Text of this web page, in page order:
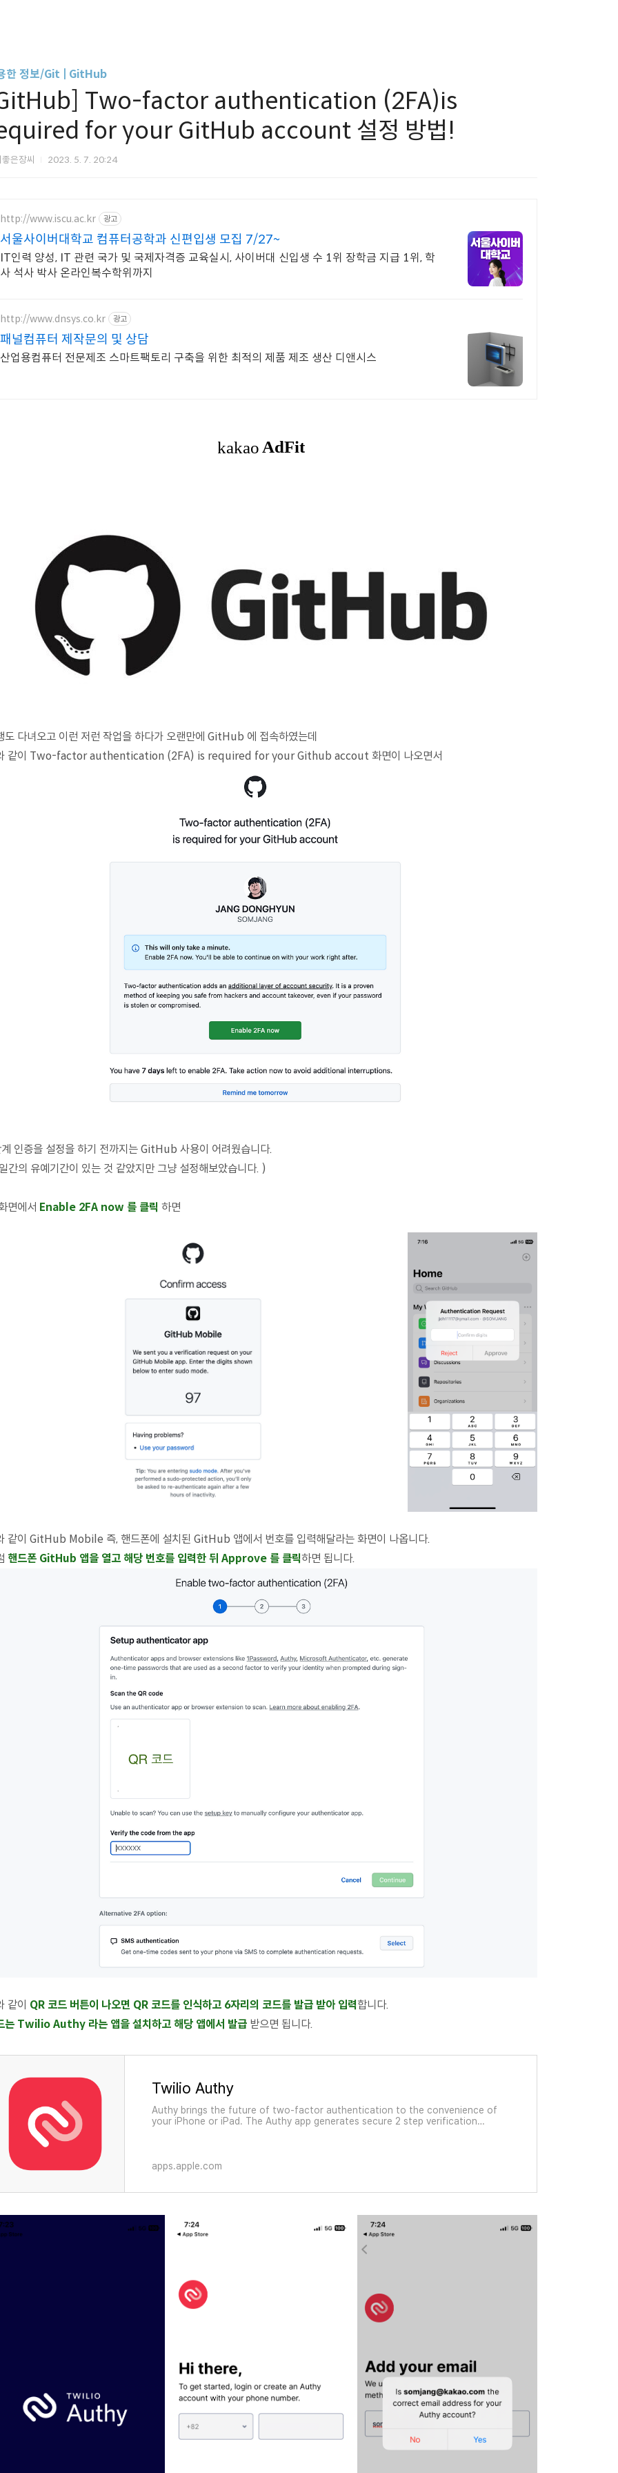
한 정보/Git | GitHub
Two-factor authentication (2FA)is
for your GitHub account 설정 방법!
은장씨 2023. 5. 7. 20:24
http://www.iscu.ac.kr 광고
서울사이버대학교 컴퓨터공학과 신편입생 모집 7/27~
IT인력 양성, IT 관련 국가 및 국제자격증 교육실시, 사이버대 신입생 수 1위 장학금 지급 1위, 학
사 석사 박사 온라인복수학위까지
http://www.dnsys.co.kr 광고
패널컴퓨터 제작문의 및 상담
산업용컴퓨터 전문제조 스마트팩토리 구축을 위한 최적의 제품 제조 생산 디앤시스
도 다녀오고 이런 저런 작업을 하다가 오랜만에 GitHub 에 접속하였는데
같이 Two-factor authentication (2FA) is required for your Github accout 화면이 나오면서
인증을 설정을 하기 전까지는 GitHub 사용이 어려웠습니다.
간의 유예기간이 있는 것 같았지만 그냥 설정해보았습니다. )
면에서 Enable 2FA now 를 클릭 하면
같이 GitHub Mobile 즉, 핸드폰에 설치된 GitHub 앱에서 번호를 입력해달라는 화면이 나옵니다.
핸드폰 GitHub 앱을 열고 해당 번호를 입력한 뒤 Approve 를 클릭하면 됩니다.
같이 QR 코드 버튼이 나오면 QR 코드를 인식하고 6자리의 코드를 발급 받아 입력합니다.
는 Twilio Authy 라는 앱을 설치하고 해당 앱에서 발급 받으면 됩니다.
‎Twilio Authy
‎Authy brings the future of two-factor authentication to the convenience of
your iPhone or iPad. The Authy app generates secure 2 step verification
apps.apple.com